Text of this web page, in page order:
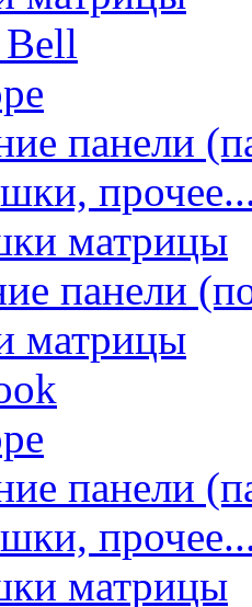
панели
матрицы
панели
матрицы
панели
матрицы